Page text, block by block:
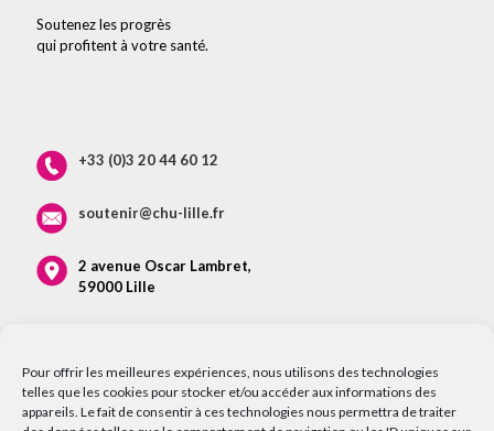
Pour offrir les meilleures expériences, nous utilisons des technologies
telles que les cookies pour stocker et/ou accéder aux informations des
appareils. Le fait de consentir à ces technologies nous permettra de traiter
Soutenez les progrès
qui profitent à votre santé.
+33 (0)3 20 44 60 12
soutenir@chu-lille.fr
2 avenue Oscar Lambret,
59000 Lille